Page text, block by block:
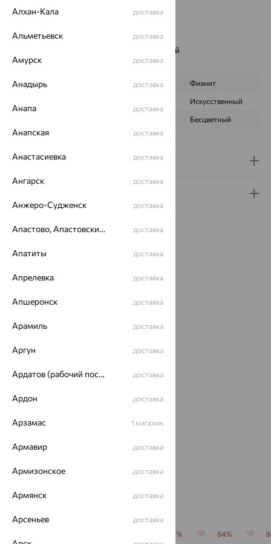
Вид покрытия:
Вес металла:
Фиолетовый
Характеристика вставки:
ВИД КАМНЯ Аметист Фианит
Искусственный
Бесцветный
Доставка и оплата
Идеальный комплект
Серьги,
серебро,
от 9 580
Похожие изделия
70% 64%
Алхан-Кала доставка
Альметьевск доставка
Амурск доставка
Анадырь доставка
Анапа доставка
Анапская доставка
Анастасиевка доставка
Ангарск доставка
Анжеро-Судженск доставка
Апастово, Апастовский район доставка
Апатиты доставка
Апрелевка доставка
Апшеронск доставка
Арамиль доставка
Аргун доставка
Ардатов (рабочий поселок) доставка
Ардон доставка
Арзамас 1 магазин
Армавир доставка
Армизонское доставка
Армянск доставка
Арсеньев доставка